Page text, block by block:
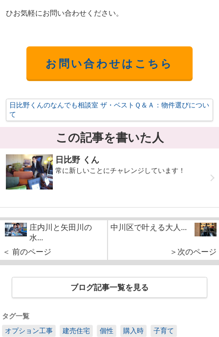
ひお気軽にお問い合わせください。
お問い合わせはこちら
日比野くんのなんでも相談室 ザ・ベストＱ＆Ａ：物件選びについ
て
この記事を書いた人
日比野 くん
常に新しいことにチャレンジしています！
庄内川と矢田川の
水...
＜ 前のページ
中川区で叶える大人...
＞次のページ
ブログ記事一覧を見る
タグ一覧
オプション工事
建売住宅 個性 購入時 子育て